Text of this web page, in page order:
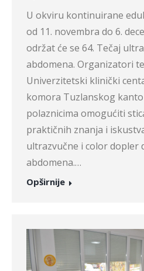
U okviru kontinuirane
od 11. novembra do 6.
održat će se 64. Tečaj
abdomena. Organizatori
Univerzitetski klinički
komora Tuzlanskog
polaznicima omogućiti
praktičnih znanja i
ultrazvučne i color dopler
abdomena.…
Opširnije